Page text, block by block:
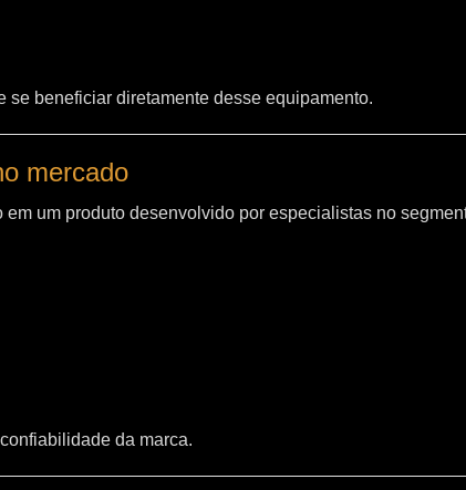
beneficiar diretamente desse equipamento.
mercado
um produto desenvolvido por especialistas no
da marca.